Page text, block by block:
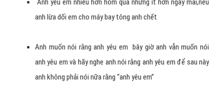
cả ngày lẫn đêm thế này.
sao ấy, mỗi lần thấy eo là người anh run bần bật cả lên.
Từ lâu anh đã muốn hỏi em điều này (